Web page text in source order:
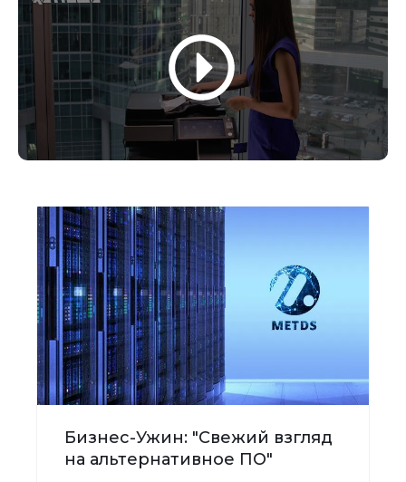
Бизнес-Ужин: "Свежий взгляд
на альтернативное ПО"